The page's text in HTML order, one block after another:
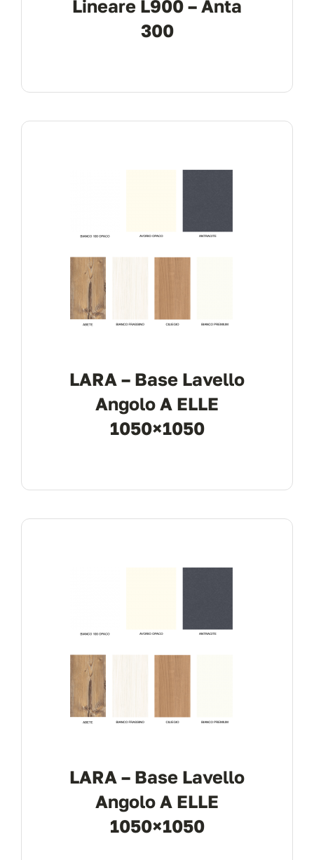
Lineare L900 – Anta
300
LARA – Base Lavello
Angolo A ELLE
1050×1050
LARA – Base Lavello
Angolo A ELLE
1050×1050